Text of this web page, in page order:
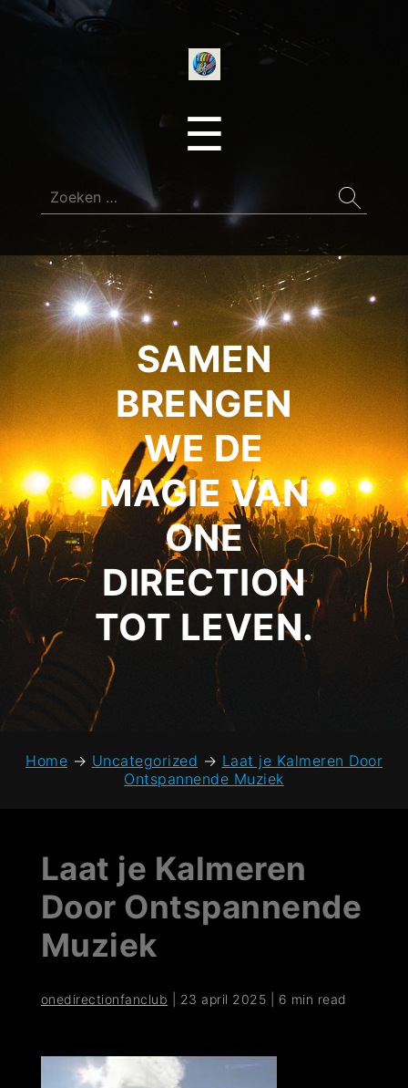
☰
Zoeken
naar:
SAMEN
BRENGEN
WE DE
MAGIE VAN
ONE
DIRECTION
TOT LEVEN.
Home → Uncategorized → Laat je Kalmeren Door
Ontspannende Muziek
Laat je Kalmeren
Door Ontspannende
Muziek
onedirectionfanclub 23 april 2025 6 min read